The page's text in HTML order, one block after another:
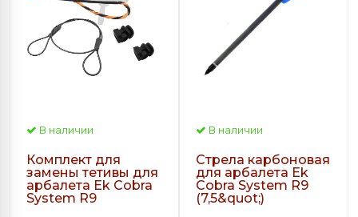
В наличии
Комплект для
замены тетивы для
арбалета Ek Cobra
System R9
В наличии
Стрела карбоновая
для арбалета Ek
Cobra System R9
(7,5&quot;)